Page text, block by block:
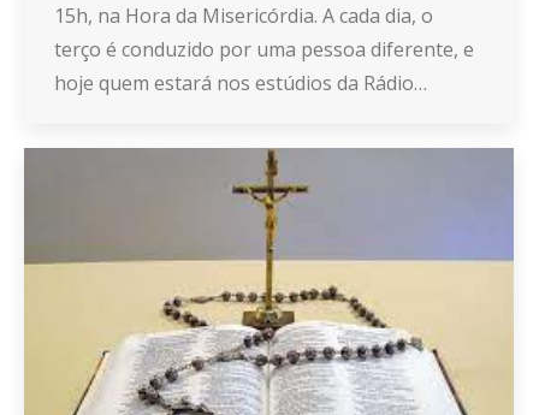
15h, na Hora da Misericórdia. A cada dia, o
terço é conduzido por uma pessoa diferente, e
hoje quem estará nos estúdios da Rádio…